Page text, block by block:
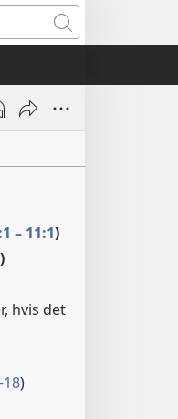
Søg
– 11:1)
)
hvis det
18)